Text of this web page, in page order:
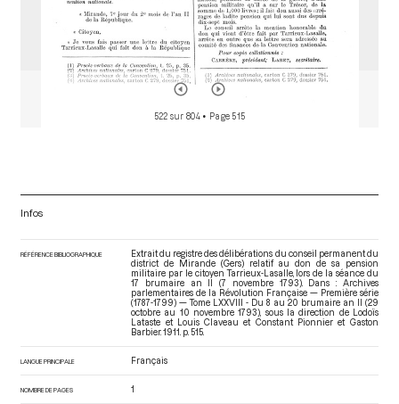
522 sur 804 • Page 515
Infos
RÉFÉRENCE BIBLIOGRAPHIQUE
Extrait du registre des délibérations du conseil permanent du
district de Mirande (Gers) relatif au don de sa pension
militaire par le citoyen Tarrieux-Lasalle, lors de la séance du
17 brumaire an II (7 novembre 1793). Dans : Archives
parlementaires de la Révolution Française — Première série
(1787-1799) — Tome LXXVIII - Du 8 au 20 brumaire an II (29
octobre au 10 novembre 1793) , sous la direction de Lodoïs
Lataste et Louis Claveau et Constant Pionnier et Gaston
Barbier. 1911. p. 515.
LANGUE PRINCIPALE Français
NOMBRE DE PAGES 1